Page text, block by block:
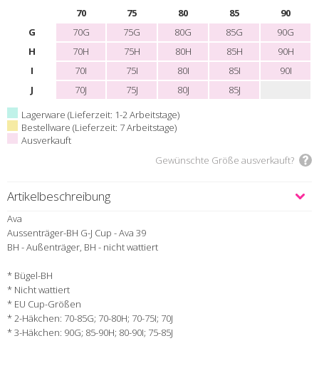
70 75 80 85
90
G
70G 75G 80G 85G
90G
H
70H 75H 80H 85H
90H
I
70I 75I 80I 85I
90I
J
70J 75J 80J
85J
Lagerware (Lieferzeit: 1-2 Arbeitstage)
Bestellware (Lieferzeit: 7 Arbeitstage)
Ausverkauft
Gewünschte Größe ausverkauft?
Artikelbeschreibung
Ava
Aussenträger-BH G-J Cup - Ava 39
BH - Außenträger, BH - nicht wattiert
* Bügel-BH
* Nicht wattiert
* EU Cup-Größen
* 2-Häkchen: 70-85G; 70-80H; 70-75I; 70J
* 3-Häkchen: 90G; 85-90H; 80-90I; 75-85J